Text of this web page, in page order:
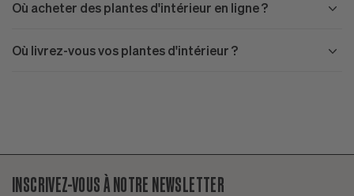
Où acheter des plantes d'intérieur en ligne ?
Où livrez-vous vos plantes d'intérieur ?
INSCRIVEZ-VOUS À NOTRE NEWSLETTER